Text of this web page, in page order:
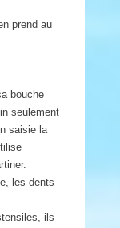
prend au
bouche
seulement
saisie la
les dents
ils